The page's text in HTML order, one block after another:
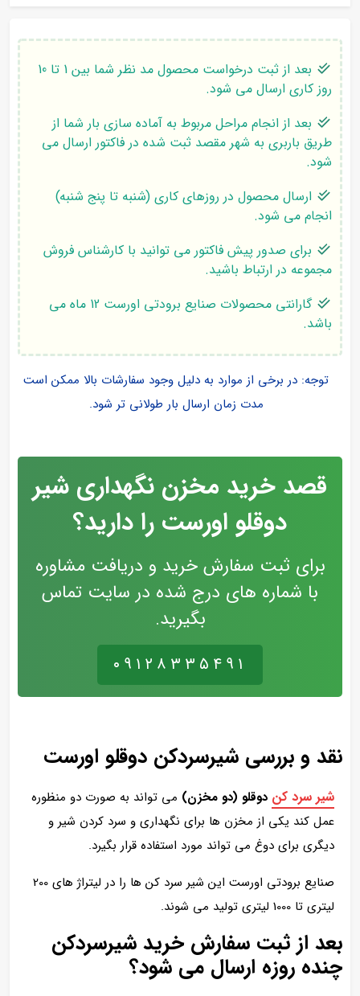
بعد از ثبت درخواست محصول مد نظر شما بین 1 تا 10
روز کاری ارسال می شود.
بعد از انجام مراحل مربوط به آماده سازی بار شما از
طریق باربری به شهر مقصد ثبت شده در فاکتور ارسال می
شود.
ارسال محصول در روزهای کاری (شنبه تا پنج شنبه)
انجام می شود.
برای صدور پیش فاکتور می توانید با کارشناس فروش
مجموعه در ارتباط باشید.
گارانتی محصولات صنایع برودتی اورست 12 ماه می
باشد.
توجه: در برخی از موارد به دلیل وجود سفارشات بالا ممکن است
مدت زمان ارسال بار طولانی تر شود.
قصد خرید مخزن نگهداری شیر
دوقلو اورست را دارید؟
برای ثبت سفارش خرید و دریافت مشاوره
با شماره های درج شده در سایت تماس
بگیرید.
۰۹۱۲۸۳۳۵۴۹۱
نقد و بررسی شیرسردکن دوقلو اورست
شیر سرد کن دوقلو (دو مخزن) می تواند به صورت دو منظوره
عمل کند یکی از مخزن ها برای نگهداری و سرد کردن شیر و
دیگری برای دوغ می تواند مورد استفاده قرار بگیرد.
صنایع برودتی اورست این شیر سرد کن ها را در لیتراژ های 200
لیتری تا 1000 لیتری تولید می شوند.
بعد از ثبت سفارش خرید شیرسردکن
چنده روزه ارسال می شود؟